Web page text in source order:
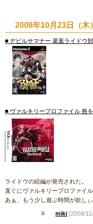
2008年10月23日（
■ デビルサマナー 葛葉ライドウ
■ ヴァルキリープロファイル 咎
ライドウの続編が発売された。
直ぐにヴァルキリープロファイ
あぁ、もう少し遊ぶ時間が欲し
miki (2008/